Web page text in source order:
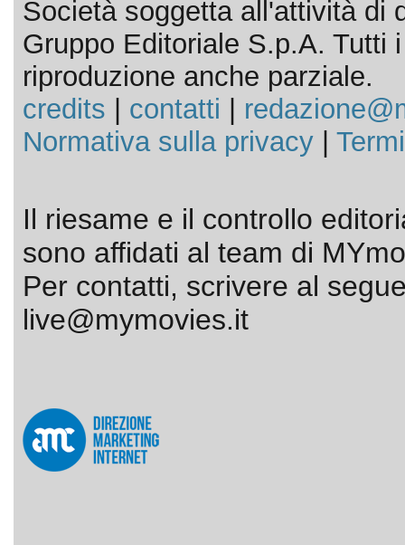
Società soggetta all'attività di
Gruppo Editoriale S.p.A. Tutti
riproduzione anche parziale.
credits
contatti
Normativa sulla privacy|
Il riesame e il controllo
sono affidati al team di
Per contatti, scrivere al
live@mymovies.it